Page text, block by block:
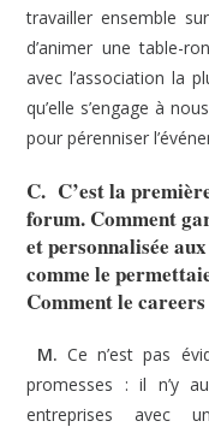
travailler ensemble
d’animer une table-
avec l’association la
qu’elle s’engage à
pour pérenniser
C. C’est la
forum. Comment
et personnalisée
comme le
Comment le
M. Ce n’est pas
promesses : il n’y
entreprises avec